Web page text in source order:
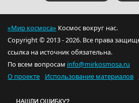
«Мир космоса» Космос вокруг нас.
Copyright © 2013 - 2026. Все права
ссылка на источник обязательна.
По всем вопросам info@mirkosmosa.ru
О проекте
Использование материалов